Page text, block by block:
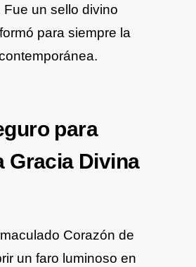
un sello divino
para siempre la
para
Gracia Divina
Corazón de
un faro luminoso en